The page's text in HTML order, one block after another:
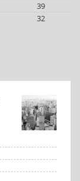
39
32